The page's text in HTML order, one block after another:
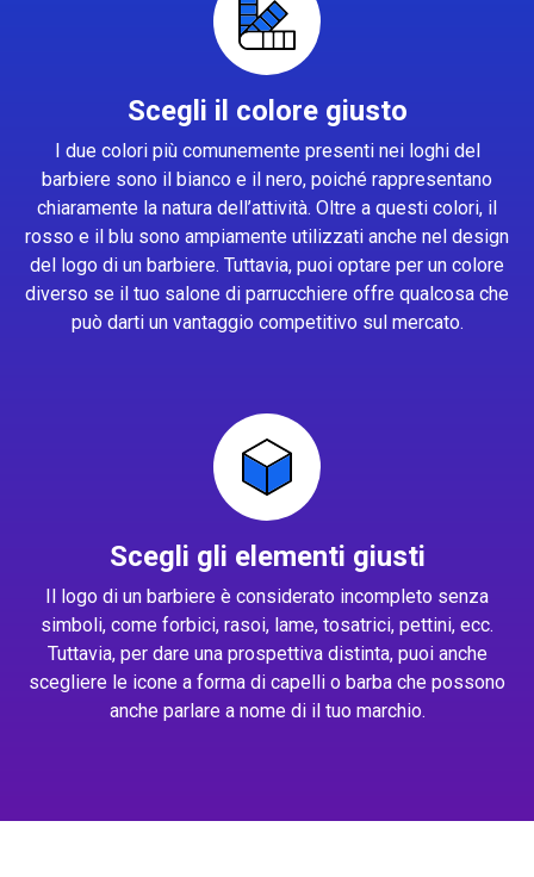
Scegli il colore giusto
I due colori più comunemente presenti nei loghi del
barbiere sono il bianco e il nero, poiché rappresentano
chiaramente la natura dell’attività. Oltre a questi colori, il
rosso e il blu sono ampiamente utilizzati anche nel design
del logo di un barbiere. Tuttavia, puoi optare per un colore
diverso se il tuo salone di parrucchiere offre qualcosa che
può darti un vantaggio competitivo sul mercato.
Scegli gli elementi giusti
Il logo di un barbiere è considerato incompleto senza
simboli, come forbici, rasoi, lame, tosatrici, pettini, ecc.
Tuttavia, per dare una prospettiva distinta, puoi anche
scegliere le icone a forma di capelli o barba che possono
anche parlare a nome di il tuo marchio.